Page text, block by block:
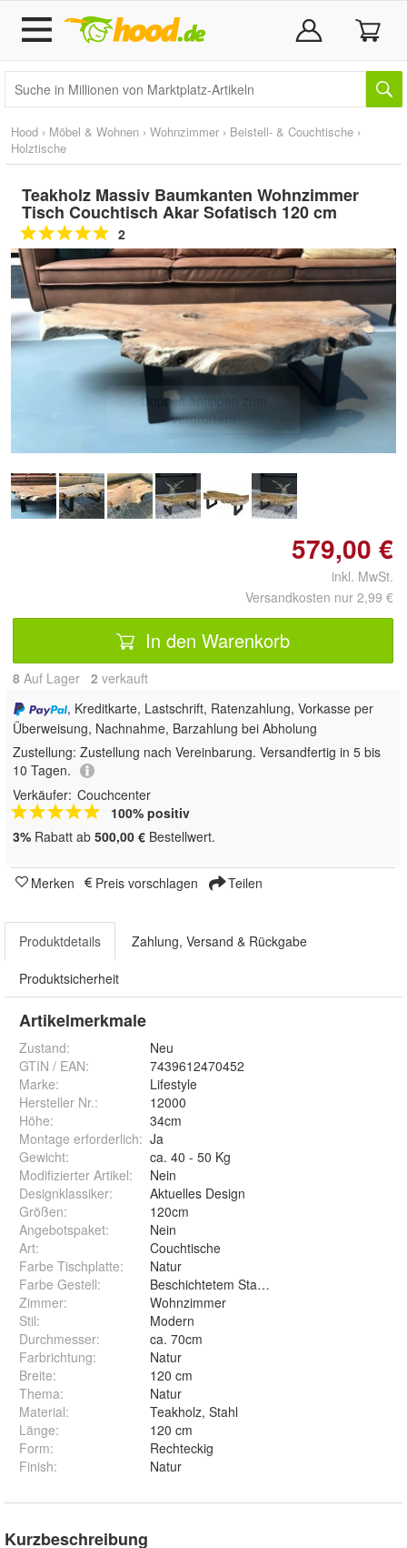
Hood › Möbel & Wohnen › Wohnzimmer › Beistell- & Couchtische ›
Holztische
Teakholz Massiv Baumkanten Wohnzimmer
Tisch Couchtisch Akar Sofatisch 120 cm
2
Doppelt antippen zum
vergrößern
579,00 €
inkl. MwSt.
Versandkosten nur 2,99 €
In den Warenkorb
8 Auf Lager 2 verkauft
, Kreditkarte, Lastschrift, Ratenzahlung, Vorkasse per
Überweisung, Nachnahme, Barzahlung bei Abholung
Zustellung: Zustellung nach Vereinbarung. Versandfertig in 5 bis
10 Tagen.
Verkäufer: Couchcenter
100% positiv
3% Rabatt ab 500,00 € Bestellwert.
Merken Preis vorschlagen Teilen
Produktdetails Zahlung, Versand & Rückgabe
Produktsicherheit
Artikelmerkmale
Zustand:
Neu
GTIN / EAN:
7439612470452
Marke:
Lifestyle
Hersteller Nr.:
12000
Höhe:
34cm
Montage erforderlich: Ja
Gewicht:
ca. 40 - 50 Kg
Modifizierter Artikel:
Nein
Designklassiker:
Aktuelles Design
Größen:
120cm
Angebotspaket:
Nein
Art:
Couchtische
Farbe Tischplatte:
Natur
Farbe Gestell:
Beschichtetem Stahl Schwarz
Zimmer:
Wohnzimmer
Stil:
Modern
Durchmesser:
ca. 70cm
Farbrichtung:
Natur
Breite:
120 cm
Thema:
Natur
Material:
Teakholz, Stahl
Länge:
120 cm
Form:
Rechteckig
Finish: Natur
Kurzbeschreibung